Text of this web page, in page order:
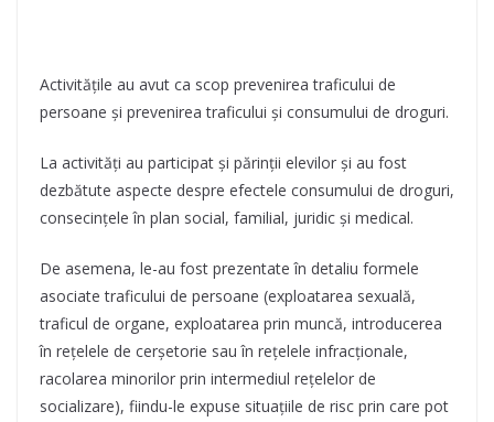
Activitățile au avut ca scop prevenirea traficului de
persoane şi prevenirea traficului şi consumului de droguri.
La activități au participat și părinții elevilor și au fost
dezbătute aspecte despre efectele consumului de droguri,
consecințele în plan social, familial, juridic și medical.
De asemena, le-au fost prezentate în detaliu formele
asociate traficului de persoane (exploatarea sexuală,
traficul de organe, exploatarea prin muncă, introducerea
în rețelele de cerșetorie sau în rețelele infracționale,
racolarea minorilor prin intermediul rețelelor de
socializare), fiindu-le expuse situaţiile de risc prin care pot